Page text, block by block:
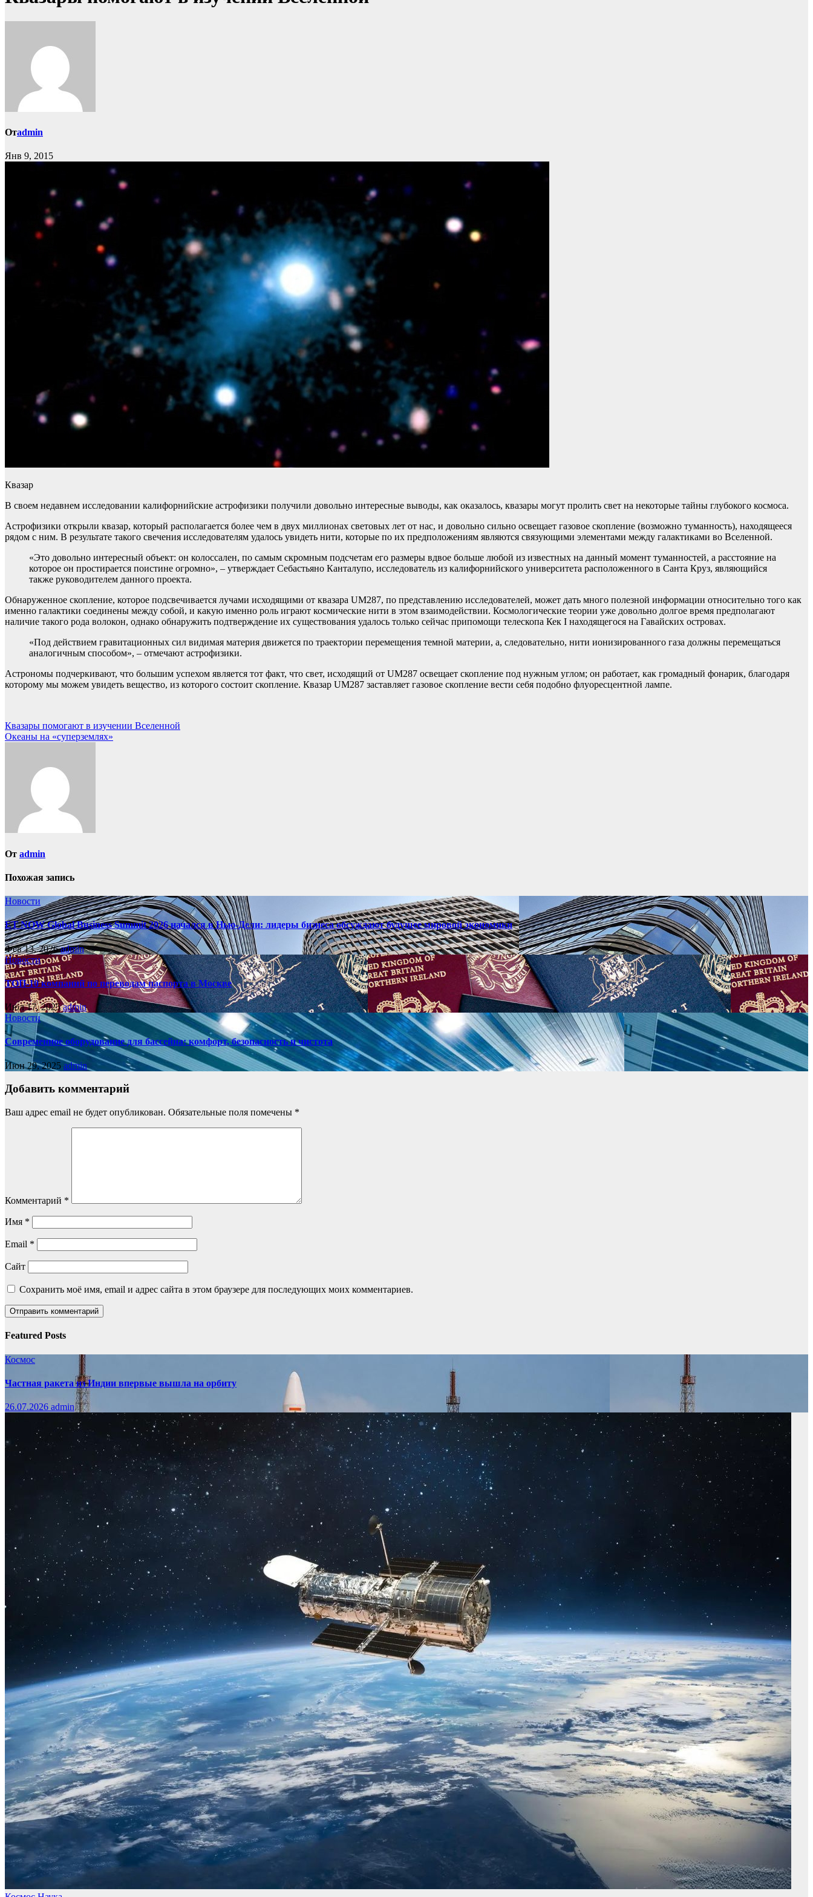
Отadmin
Янв 9, 2015
Квазар
В своем недавнем исследовании калифорнийские астрофизики получили довольно интересные выводы, как оказалось, квазары могут пролить свет на некоторые тайны глубокого космоса.
Астрофизики открыли квазар, который располагается более чем в двух миллионах световых лет от нас, и довольно сильно освещает газовое скопление (возможно туманность), находящееся
рядом с ним. В результате такого свечения исследователям удалось увидеть нити, которые по их предположениям являются связующими элементами между галактиками во Вселенной.
«Это довольно интересный объект: он колоссален, по самым скромным подсчетам его размеры вдвое больше любой из известных на данный момент туманностей, а расстояние на
которое он простирается поистине огромно», – утверждает Себастьяно Канталупо, исследователь из калифорнийского университета расположенного в Санта Круз, являющийся
также руководителем данного проекта.
Обнаруженное скопление, которое подсвечивается лучами исходящими от квазара UM287, по представлению исследователей, может дать много полезной информации относительно того как
именно галактики соединены между собой, и какую именно роль играют космические нити в этом взаимодействии. Космологические теории уже довольно долгое время предполагают
наличие такого рода волокон, однако обнаружить подтверждение их существования удалось только сейчас припомощи телескопа Кек I находящегося на Гавайских островах.
«Под действием гравитационных сил видимая материя движется по траектории перемещения темной материи, а, следовательно, нити ионизированного газа должны перемещаться
аналогичным способом», – отмечают астрофизики.
Астрономы подчеркивают, что большим успехом является тот факт, что свет, исходящий от UM287 освещает скопление под нужным углом; он работает, как громадный фонарик, благодаря
которому мы можем увидеть вещество, из которого состоит скопление. Квазар UM287 заставляет газовое скопление вести себя подобно флуоресцентной лампе.
Навигация
по
Квазары помогают в изучении Вселенной
Океаны на «суперземлях»
От admin
Похожая запись
Новости
ET NOW Global Business Summit 2026 начался в Нью‑Дели: лидеры бизнеса обсуждают будущее мировой экономики
Фев 13, 2026admin
Новости
ТОП-10 компаний по переводам паспорта в Москве
Июл 17, 2025admin
Новости
Современное оборудование для бассейна: комфорт, безопасность и чистота
Июн 29, 2025 admin
Добавить комментарий
Ваш адрес email не будет опубликован. Обязательные поля помечены *
Комментарий *
Имя *
Email *
Сайт
Сохранить моё имя, email и адрес сайта в этом браузере для последующих моих комментариев.
Featured Posts
Космос
Частная ракета из Индии впервые вышла на орбиту
26.07.2026 admin